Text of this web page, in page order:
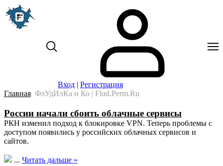
Вход | Регистрация
Главная ФлУдИлКа и Ко | Flud.Perm.Ru
России начали сбоить облачные сервисы
РКН изменил подход к блокировке VPN. Теперь проблемы с
доступом появились у российских облачных сервисов и
сайтов.
... Читать дальше »